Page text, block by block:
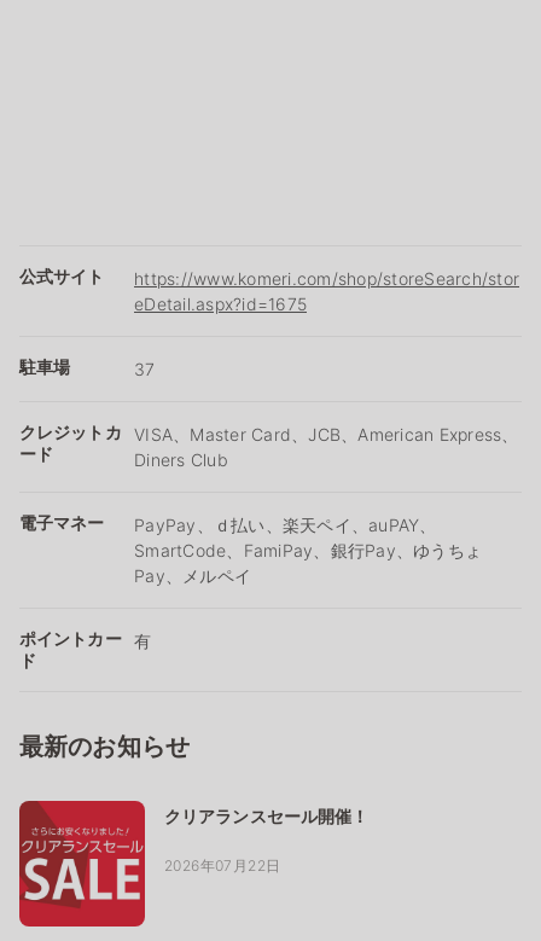
公式サイト
https://www.komeri.com/shop/storeSearch/stor
eDetail.aspx?id=1675
駐車場 37
クレジットカ
ード
VISA、Master Card、JCB、American Express、
Diners Club
電子マネー
PayPay、ｄ払い、楽天ペイ、auPAY、
SmartCode、FamiPay、銀行Pay、ゆうちょ
Pay、メルペイ
ポイントカー
ド
有
最新のお知らせ
クリアランスセール開催！
2026年07月22日